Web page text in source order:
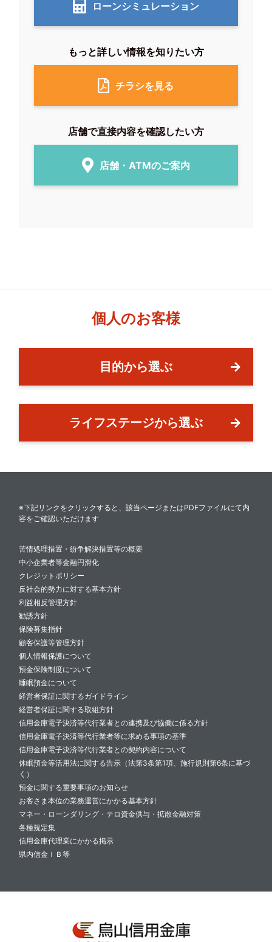
ローンシミュレーション
もっと詳しい情報を知りたい方
チラシを見る
店舗で直接内容を確認したい方
店舗・ATMのご案内
個人のお客様
目的から選ぶ
ライフステージから選ぶ
※下記リンクをクリックすると、該当ページまたはPDFファイルにて内
容をご確認いただけます
苦情処理措置・紛争解決措置等の概要
中小企業者等金融円滑化
クレジットポリシー
反社会的勢力に対する基本方針
利益相反管理方針
勧誘方針
保険募集指針
顧客保護等管理方針
個人情報保護について
預金保険制度について
睡眠預金について
経営者保証に関するガイドライン
経営者保証に関する取組方針
信用金庫電子決済等代行業者との連携及び協働に係る方針
信用金庫電子決済等代行業者等に求める事項の基準
信用金庫電子決済等代行業者との契約内容について
休眠預金等活用法に関する告示（法第3条第1項、施行規則第6条に基づ
く）
預金に関する重要事項のお知らせ
お客さま本位の業務運営にかかる基本方針
マネー・ローンダリング・テロ資金供与・拡散金融対策
各種規定集
信用金庫代理業にかかる掲示
県内信金ＩＢ等